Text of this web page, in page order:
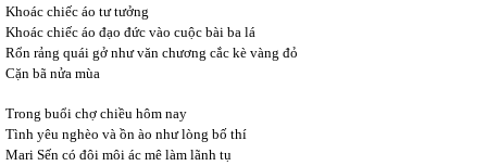
Khoác chiếc áo tư tưởng
Khoác chiếc áo đạo đức vào cuộc bài ba lá
Rổn rảng quái gở như văn chương cắc kè vàng đỏ
Cặn bã nửa mùa
Trong buổi chợ chiều hôm nay
Tình yêu nghèo và ồn ào như lòng bố thí
Mari Sến có đôi môi ác mê làm lãnh tụ